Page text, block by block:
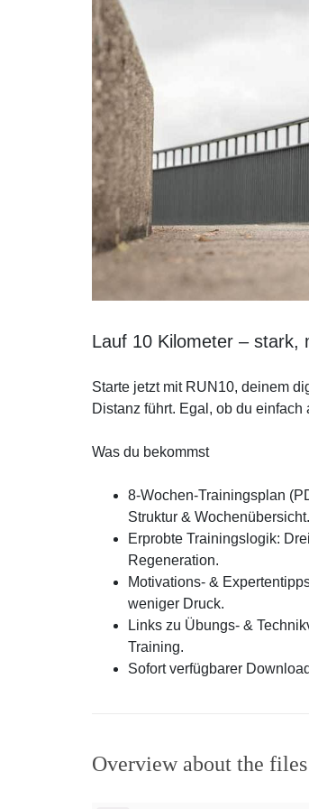
Lauf 10 Kilometer – stark,
Starte jetzt mit RUN10, deinem
Distanz führt. Egal, ob du
Was du bekommst
8-Wochen-Trainingsplan
Struktur & Wochenübersicht.
Erprobte Trainingslogik:
Regeneration.
Motivations- &
weniger Druck.
Links zu Übungs- &
Training.
Sofort verfügbarer
Overview about the